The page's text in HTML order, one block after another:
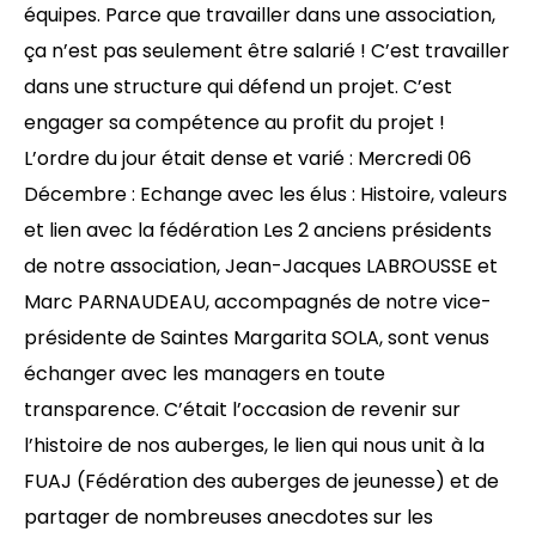
équipes. Parce que travailler dans une association,
ça n’est pas seulement être salarié ! C’est travailler
dans une structure qui défend un projet. C’est
engager sa compétence au profit du projet !
L’ordre du jour était dense et varié : Mercredi 06
Décembre : Echange avec les élus : Histoire, valeurs
et lien avec la fédération Les 2 anciens présidents
de notre association, Jean-Jacques LABROUSSE et
Marc PARNAUDEAU, accompagnés de notre vice-
présidente de Saintes Margarita SOLA, sont venus
échanger avec les managers en toute
transparence. C’était l’occasion de revenir sur
l’histoire de nos auberges, le lien qui nous unit à la
FUAJ (Fédération des auberges de jeunesse) et de
partager de nombreuses anecdotes sur les